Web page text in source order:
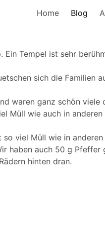
Home Blog
Ein Tempel ist sehr
sich die Familien
waren ganz schön viele
Müll wie auch in anderen
viel Müll wie in anderen
haben auch 50 g Pfeffer
hinten dran.